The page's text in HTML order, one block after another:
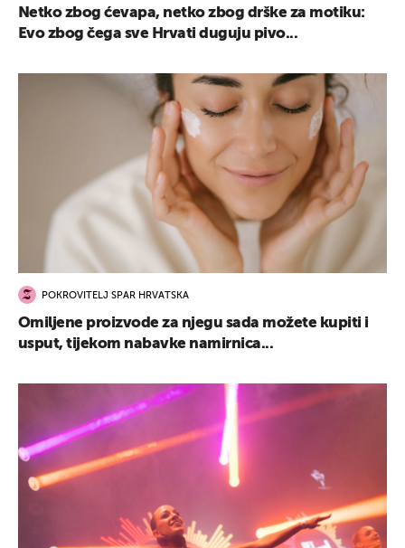
Netko zbog ćevapa, netko zbog drške za motiku:
Evo zbog čega sve Hrvati duguju pivo...
POKROVITELJ SPAR HRVATSKA
Omiljene proizvode za njegu sada možete kupiti i
usput, tijekom nabavke namirnica...